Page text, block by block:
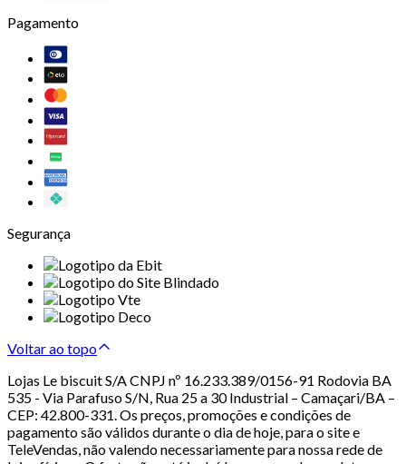
Pagamento
Segurança
Voltar ao topo
Lojas Le biscuit S/A CNPJ nº 16.233.389/0156-91 Rodovia BA
535 - Via Parafuso S/N, Rua 25 a 30 Industrial – Camaçari/BA –
CEP: 42.800-331. Os preços, promoções e condições de
pagamento são válidos durante o dia de hoje, para o site e
TeleVendas, não valendo necessariamente para nossa rede de